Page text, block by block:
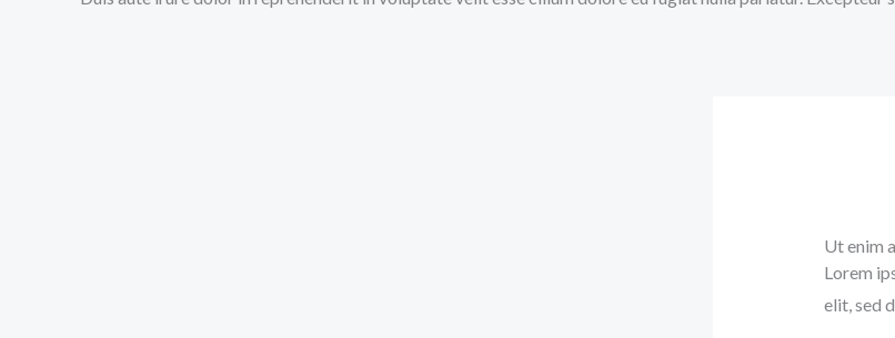
Ut enim
Lorem
elit, sed